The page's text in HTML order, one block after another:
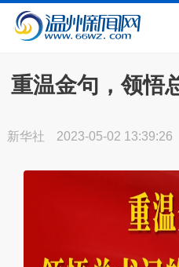
重温金句，领悟
新华社 2023-05-02 13:39:26